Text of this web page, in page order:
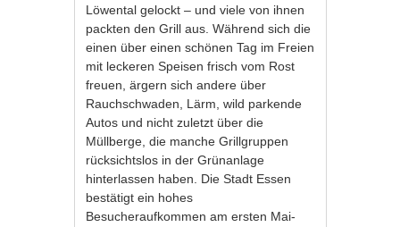
Löwental gelockt – und viele von ihnen
packten den Grill aus. Während sich die
einen über einen schönen Tag im Freien
mit leckeren Speisen frisch vom Rost
freuen, ärgern sich andere über
Rauchschwaden, Lärm, wild parkende
Autos und nicht zuletzt über die
Müllberge, die manche Grillgruppen
rücksichtslos in der Grünanlage
hinterlassen haben. Die Stadt Essen
bestätigt ein hohes
Besucheraufkommen am ersten Mai-